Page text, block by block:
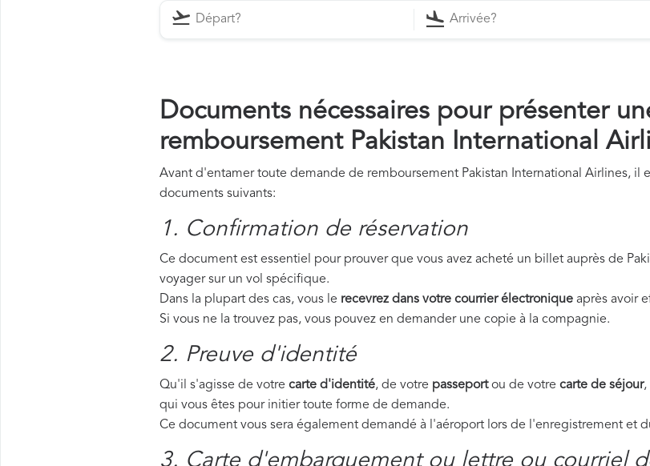
Documents nécessaires pour présenter
remboursement Pakistan International
Avant d'entamer toute demande de remboursement Pakistan International Airlines, il
documents suivants:
1. Confirmation de réservation
Ce document est essentiel pour prouver que vous avez acheté un billet auprès de
voyager sur un vol spécifique.
Dans la plupart des cas, vous le recevrez dans votre courrier électronique après avoir
Si vous ne la trouvez pas, vous pouvez en demander une copie à la compagnie.
2. Preuve d'identité
Qu'il s'agisse de votre carte d'identité, de votre passeportou de votre carte de séjour,
qui vous êtes pour initier toute forme de demande.
Ce document vous sera également demandé à l'aéroport lors de l'enregistrement et
3. Carte d'embarquement ou lettre ou courriel